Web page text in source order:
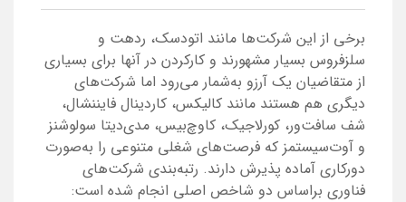
برخی از این شرکت‌ها مانند اتودسک، ردهت و
سلزفروس بسیار مشهورند و کارکردن در آنها برای بسیاری
از متقاضیان یک آرزو به‌شمار می‌رود اما شرکت‌های
دیگری هم هستند مانند کالیکس، کاردینال فایننشال،
شف سافت‌ور، کورلاجیک، کاوچ‌بیس، مدی‌دیتا سولوشنز
و آوت‌سیستمز که فرصت‌های شغلی متنوعی را به‌صورت
دورکاری آماده پذیرش دارند. رتبه‌بندی شرکت‌های
فناوری براساس دو شاخص اصلی انجام شده است: